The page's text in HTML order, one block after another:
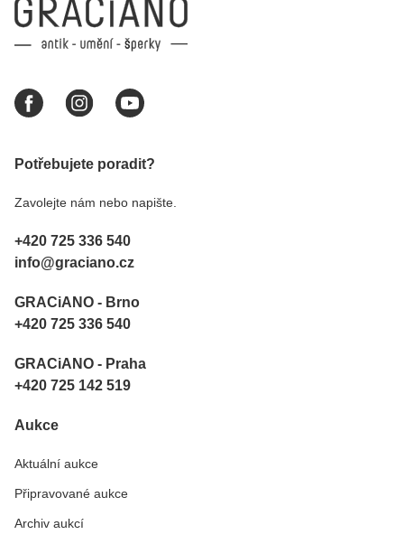
Potřebujete poradit?
Zavolejte nám nebo napište.
+420 725 336 540
info@graciano.cz
GRACiANO - Brno
+420 725 336 540
GRACiANO - Praha
+420 725 142 519
Aukce
Aktuální aukce
Připravované aukce
Archiv aukcí